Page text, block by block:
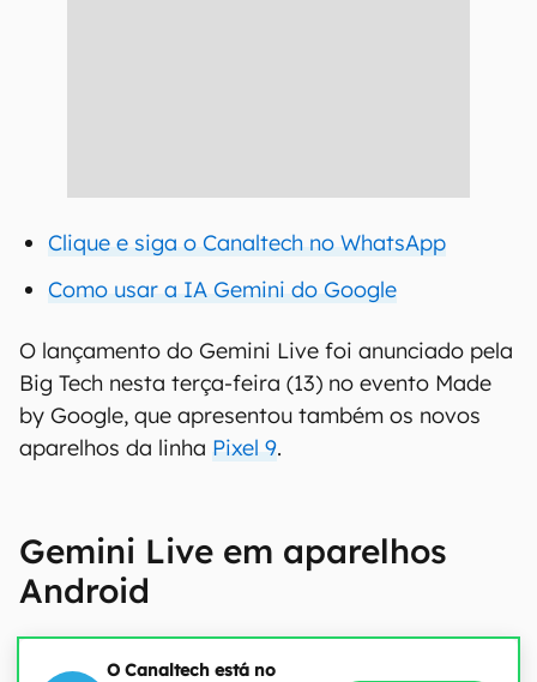
Clique e siga o Canaltech no WhatsApp
Como usar a IA Gemini do Google
O lançamento do Gemini Live foi anunciado pela
Big Tech nesta terça-feira (13) no evento Made
by Google, que apresentou também os novos
aparelhos da linha Pixel 9.
Gemini Live em aparelhos
Android
O Canaltech está no